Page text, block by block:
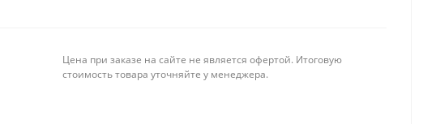
Цена при заказе на сайте не является офертой. Итоговую
стоимость товара уточняйте у менеджера.